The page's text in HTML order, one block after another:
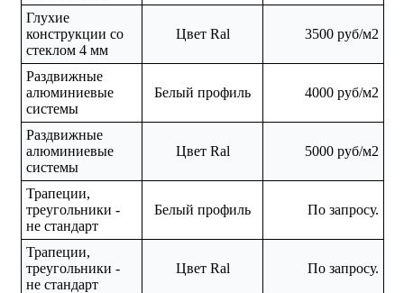
Глухие
конструкции со
стеклом 4 мм
Цвет Ral 3500 руб/м2
Раздвижные
алюминиевые
системы
Белый профиль 4000 руб/м2
Раздвижные
алюминиевые
системы
Цвет Ral 5000 руб/м2
Трапеции,
треугольники -
не стандарт
Белый профиль По запросу.
Трапеции,
треугольники -
не стандарт
Цвет Ral По запросу.